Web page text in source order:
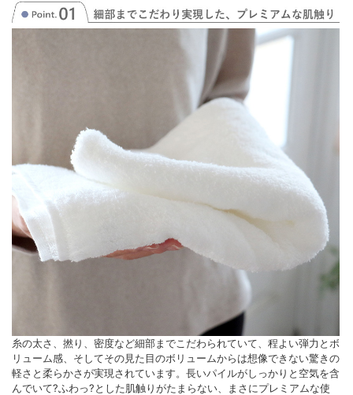
糸の太さ、撚り、密度など細部までこだわられていて、程よい弾力とボ
リューム感、そしてその見た目のボリュームからは想像できない驚きの
軽さと柔らかさが実現されています。長いパイルがしっかりと空気を含
んでいて?ふわっ?とした肌触りがたまらない、まさにプレミアムな使